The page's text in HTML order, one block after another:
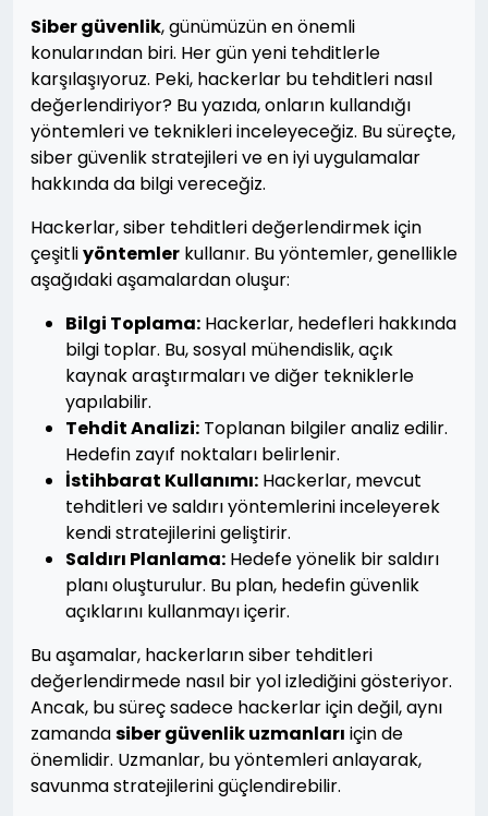
Siber güvenlik, günümüzün en önemli
konularından biri. Her gün yeni tehditlerle
karşılaşıyoruz. Peki, hackerlar bu tehditleri nasıl
değerlendiriyor? Bu yazıda, onların kullandığı
yöntemleri ve teknikleri inceleyeceğiz. Bu süreçte,
siber güvenlik stratejileri ve en iyi uygulamalar
hakkında da bilgi vereceğiz.
Hackerlar, siber tehditleri değerlendirmek için
çeşitliyöntemler kullanır. Bu yöntemler, genellikle
aşağıdaki aşamalardan oluşur:
Bilgi Toplama: Hackerlar, hedefleri hakkında
bilgi toplar. Bu, sosyal mühendislik, açık
kaynak araştırmaları ve diğer tekniklerle
yapılabilir.
Tehdit Analizi: Toplanan bilgiler analiz edilir.
Hedefin zayıf noktaları belirlenir.
İstihbarat Kullanımı: Hackerlar, mevcut
tehditleri ve saldırı yöntemlerini inceleyerek
kendi stratejilerini geliştirir.
Saldırı Planlama: Hedefe yönelik bir saldırı
planı oluşturulur. Bu plan, hedefin güvenlik
açıklarını kullanmayı içerir.
Bu aşamalar, hackerların siber tehditleri
değerlendirmede nasıl bir yol izlediğini gösteriyor.
Ancak, bu süreç sadece hackerlar için değil, aynı
zamandasiber güvenlik uzmanları için de
önemlidir. Uzmanlar, bu yöntemleri anlayarak,
savunma stratejilerini güçlendirebilir.